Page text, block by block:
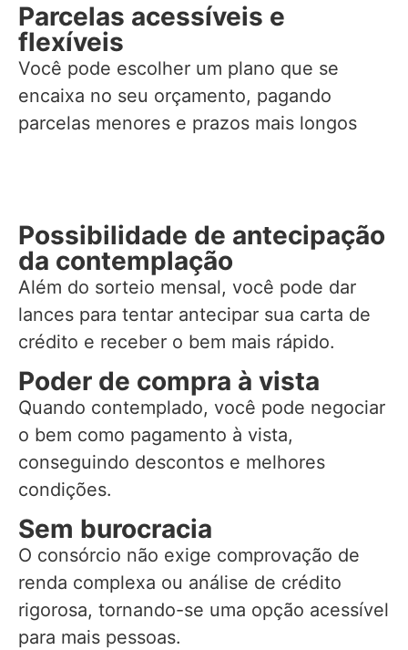
Parcelas acessíveis e
flexíveis
Você pode escolher um plano que se
encaixa no seu orçamento, pagando
parcelas menores e prazos mais longos
Possibilidade de antecipação
da contemplação
Além do sorteio mensal, você pode dar
lances para tentar antecipar sua carta de
crédito e receber o bem mais rápido.
Poder de compra à vista
Quando contemplado, você pode negociar
o bem como pagamento à vista,
conseguindo descontos e melhores
condições.
Sem burocracia
O consórcio não exige comprovação de
renda complexa ou análise de crédito
rigorosa, tornando-se uma opção acessível
para mais pessoas.